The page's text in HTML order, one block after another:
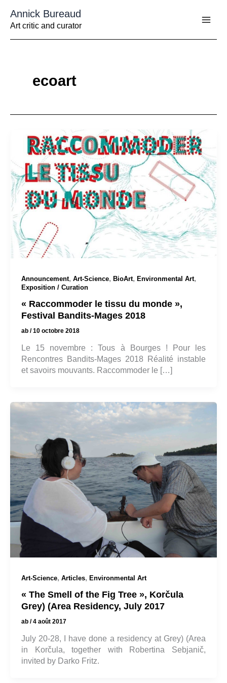
contenu
Annick Bureaud
Art critic and curator
ecoart
Announcement, Art-Science, BioArt, Environmental Art,
Exposition / Curation
« Raccommoder le tissu du monde »,
Festival Bandits-Mages 2018
ab /10 octobre 2018
Le 15 novembre : Tous à Bourges ! Pour les
Rencontres Bandits-Mages 2018 Réalité instable
et savoirs mouvants. Raccommoder le […]
Art-Science, Articles, Environmental Art
« The Smell of the Fig Tree », Korčula
Grey) (Area Residency, July 2017
ab /4 août 2017
July 20-28, I have done a residency at Grey) (Area
in Korčula, together with Robertina Sebjanič,
invited by Darko Fritz.